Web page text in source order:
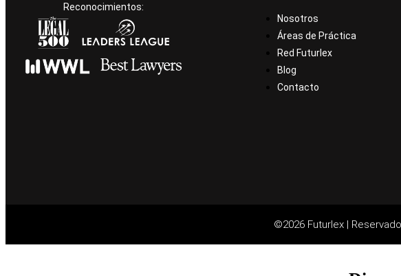
Reconocimientos:
Nosotros
Áreas de Práctica
Red Futurlex
Blog
Contacto
©2026 Futurlex |